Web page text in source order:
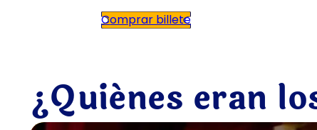
Comprar billete
¿Quiénes eran